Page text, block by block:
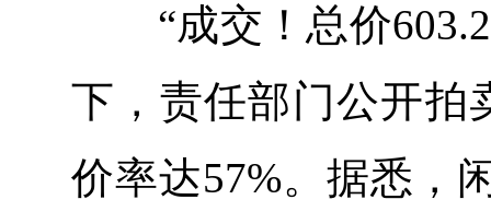
“成交！总价603.2
下，责任部门公开拍
价率达57%。据悉，